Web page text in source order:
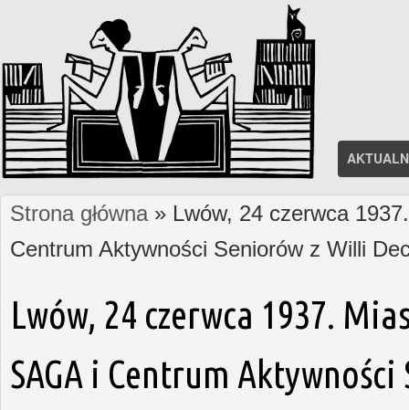
Jesteś tutaj
Strona główna» Lwów, 24 czerwca
Centrum Aktywności Seniorów z Willi
Lwów, 24 czerwca 1937.
SAGA i Centrum